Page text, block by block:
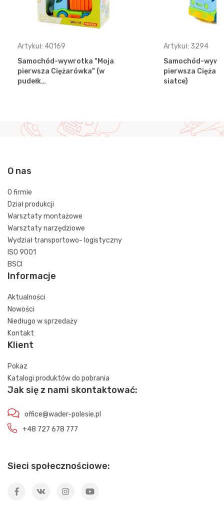
Artykuł: 40169
Samochód-wywrotka "Moja
pierwsza Ciężarówka" (w
pudełk…
Artykuł: 3294
Samochód-
pierwsza
siatce)
O nas
O firmie
Dział produkcji
Warsztaty montażowe
Warsztaty narzędziowe
Wydział transportowo- logistyczny
ISO 9001
BSCI
Informacje
Aktualności
Nowości
Niedługo w sprzedaży
Kontakt
Klient
Pokaz
Katalogi produktów do pobrania
Jak się z nami skontaktować:
office@wader-polesie.pl
+48 727 678 777
Sieci społecznościowe: